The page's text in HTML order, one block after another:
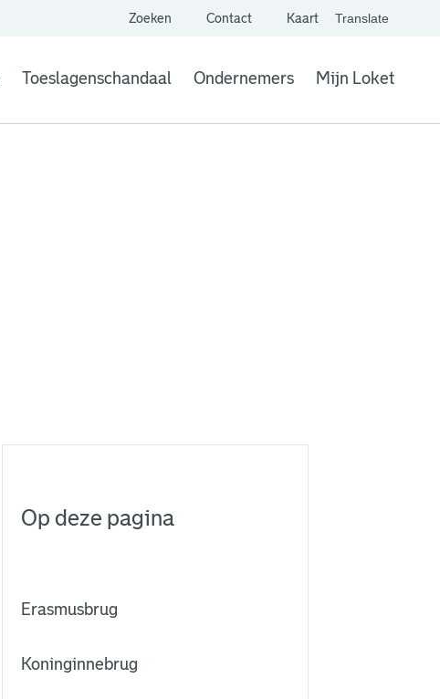
Zoeken Contact Kaart
. Link opent een
Translate
website,
Vertaal
Toeslagenschandaal Ondernemers Mijn Loket
. Link opent een
Op deze pagina
Erasmusbrug
Koninginnebrug